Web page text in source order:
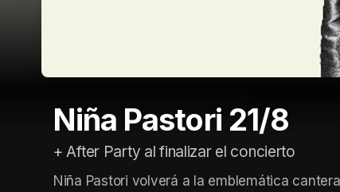
Niña Pastori 21/8
+ After Party al finalizar el concierto
Niña Pastori volverá a la emblemática